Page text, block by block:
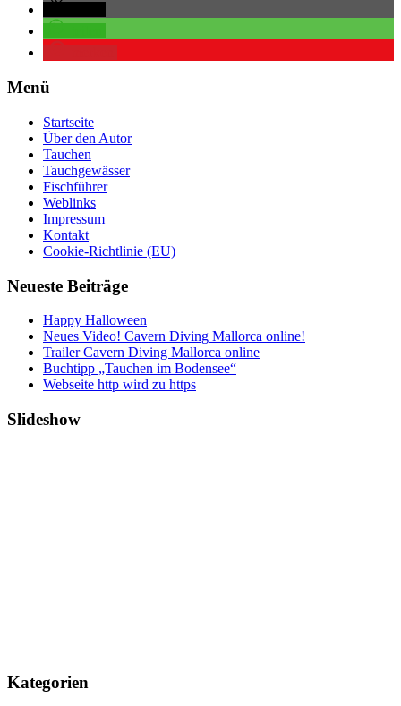
Menü
Startseite
Über den Autor
Tauchen
Tauchgewässer
Fischführer
Weblinks
Impressum
Kontakt
Cookie-Richtlinie (EU)
Neueste Beiträge
Happy Halloween
Neues Video! Cavern Diving Mallorca online!
Trailer Cavern Diving Mallorca online
Buchtipp „Tauchen im Bodensee“
Webseite http wird zu https
Slideshow
Kategorien